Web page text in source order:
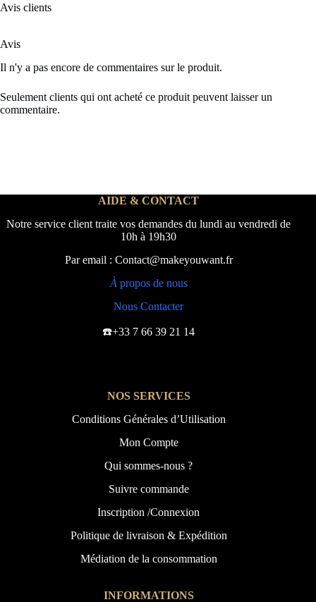
Avis clients
Avis
Il n'y a pas encore de commentaires sur le produit.
Seulement clients qui ont acheté ce produit peuvent laisser un
commentaire.
AIDE & CONTACT
Notre service client traite vos demandes du lundi au vendredi de
10h à 19h30
Par email : Contact@makeyouwant.fr
À propos de nous
Nous Contacter
☎️+33 7 66 39 21 14
NOS SERVICES
Conditions Générales d’Utilisation
Mon Compte
Qui sommes-nous ?
Suivre commande
Inscription /Connexion
Politique de livraison & Expédition
Médiation de la consommation
INFORMATIONS